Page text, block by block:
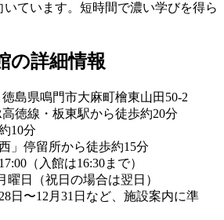
ています。短時間で濃い学びを得ら
の詳細情報
徳島県鳴門市大麻町檜東山田50-2
高徳線・板東駅から徒歩約20分
10分
」停留所から徒歩約15分
（入館は16:30まで）
曜日（祝日の場合は翌日）
日〜12月31日など、施設案内に準